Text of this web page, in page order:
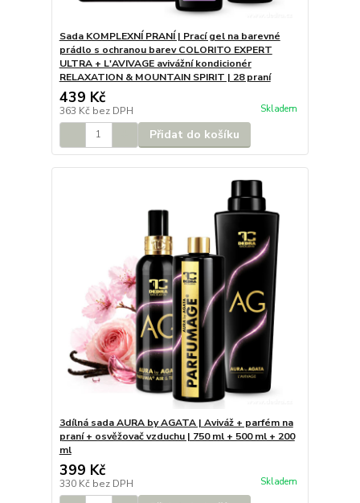
Sada KOMPLEXNÍ PRANÍ | Prací gel na barevné
prádlo s ochranou barev COLORITO EXPERT
ULTRA + L'AVIVAGE avivážní kondicionér
RELAXATION & MOUNTAIN SPIRIT | 28 praní
439 Kč
363 Kč bez DPH Skladem
Přidat do košíku
3dílná sada AURA by AGATA | Aviváž + parfém na
praní + osvěžovač vzduchu | 750 ml + 500 ml + 200
ml
399 Kč
330 Kč bez DPH Skladem